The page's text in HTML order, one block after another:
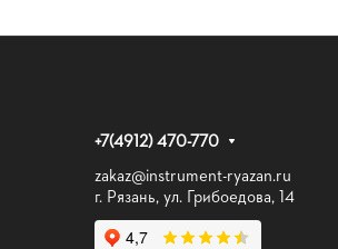
+7(4912) 470-770
zakaz@instrument-ryazan.ru
г. Рязань, ул. Грибоедова, 14